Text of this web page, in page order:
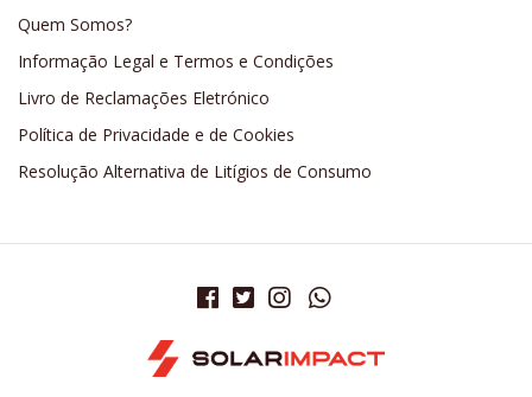
Quem Somos?
Informação Legal e Termos e Condições
Livro de Reclamações Eletrónico
Política de Privacidade e de Cookies
Resolução Alternativa de Litígios de Consumo